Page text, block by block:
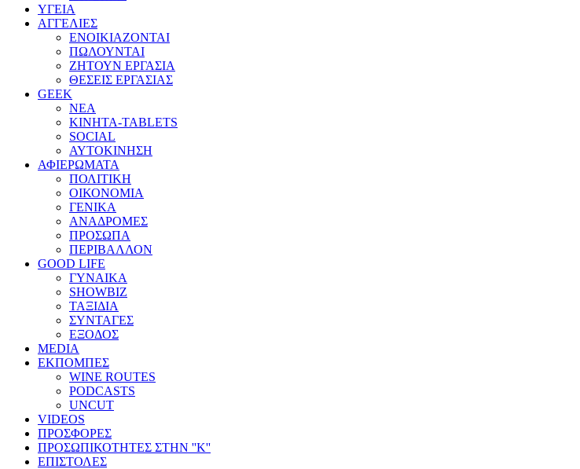
ΥΓΕΙΑ
ΑΓΓΕΛΙΕΣ
ΕΝΟΙΚΙΑΖΟΝΤΑΙ
ΠΩΛΟΥΝΤΑΙ
ΖΗΤΟΥΝ ΕΡΓΑΣΙΑ
ΘΕΣΕΙΣ ΕΡΓΑΣΙΑΣ
GEEK
ΝΕΑ
ΚΙΝΗΤΑ-TABLETS
SOCIAL
ΑΥΤΟΚΙΝΗΣΗ
ΑΦΙΕΡΩΜΑΤΑ
ΠΟΛΙΤΙΚΗ
ΟΙΚΟΝΟΜΙΑ
ΓΕΝΙΚΑ
ΑΝΑΔΡΟΜΕΣ
ΠΡΟΣΩΠΑ
ΠΕΡΙΒΑΛΛΟΝ
GOOD LIFE
ΓΥΝΑΙΚΑ
SHOWBIZ
ΤΑΞΙΔΙΑ
ΣΥΝΤΑΓΕΣ
ΕΞΟΔΟΣ
MEDIA
ΕΚΠΟΜΠΕΣ
WINE ROUTES
PODCASTS
UNCUT
VIDEOS
ΠΡΟΣΦΟΡΕΣ
ΠΡΟΣΩΠΙΚΟΤΗΤΕΣ ΣΤΗΝ ''Κ''
ΕΠΙΣΤΟΛΕΣ